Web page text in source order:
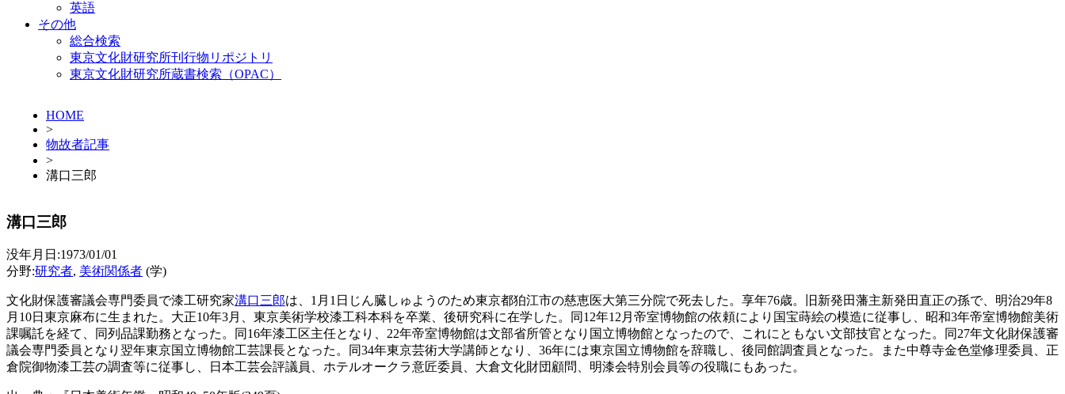
英語
その他
総合検索
東京文化財研究所刊行物リポジトリ
東京文化財研究所蔵書検索（OPAC）
HOME
>
物故者記事
>
溝口三郎
溝口三郎
没年月日:1973/01/01
分野:研究者, 美術関係者 (学)
文化財保護審議会専門委員で漆工研究家溝口三郎は、1月1日じん臓しゅようのため東京都狛江市の慈恵医大第三分院で死去した。享年76歳。旧新発田藩主新発田直正の孫で、明治29年8
月10日東京麻布に生まれた。大正10年3月、東京美術学校漆工科本科を卒業、後研究科に在学した。同12年12月帝室博物館の依頼により国宝蒔絵の模造に従事し、昭和3年帝室博物館美術
課嘱託を経て、同列品課勤務となった。同16年漆工区主任となり、22年帝室博物館は文部省所管となり国立博物館となったので、これにともない文部技官となった。同27年文化財保護審
議会専門委員となり翌年東京国立博物館工芸課長となった。同34年東京芸術大学講師となり、36年には東京国立博物館を辞職し、後同館調査員となった。また中尊寺金色堂修理委員、正
倉院御物漆工芸の調査等に従事し、日本工芸会評議員、ホテルオークラ意匠委員、大倉文化財団顧問、明漆会特別会員等の役職にもあった。